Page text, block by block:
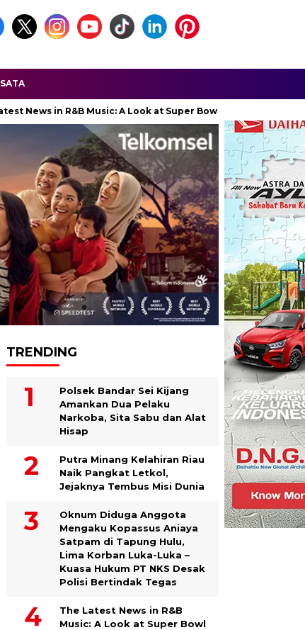
R&B Music: A Look at Super Bowl Performances, New
TRENDING
Polsek Bandar Sei Kijang
Amankan Dua Pelaku
Narkoba, Sita Sabu dan Alat
Hisap
Putra Minang Kelahiran Riau
Naik Pangkat Letkol,
Jejaknya Tembus Misi Dunia
Oknum Diduga Anggota
Mengaku Kopassus Aniaya
Satpam di Tapung Hulu,
Lima Korban Luka-Luka –
Kuasa Hukum PT NKS Desak
Polisi Bertindak Tegas
The Latest News in R&B
Music: A Look at Super Bowl